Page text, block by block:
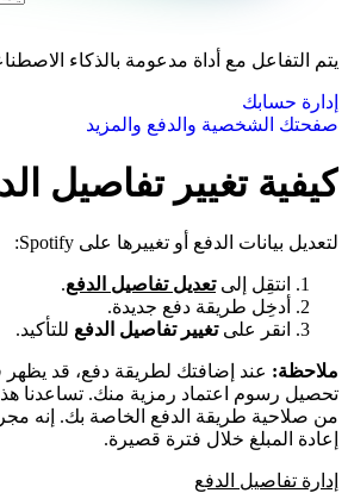
يتم التفاعل مع أداة مدعومة بالذكاء
إدارة حسابك
صفحتك الشخصية والدفع والمزيد
كيفية تغيير تفاصيل
لتعديل بيانات الدفع أو تغييرها على Spotify:
انتقِل إلىتعديل تفاصيل الدفع.
أدخِل طريقة دفع جديدة.
انقر علىتغيير تفاصيل الدفع للتأكيد.
ملاحظة: عند إضافتك لطريقة دفع، قد
تحصيل رسوم اعتماد رمزية منك. تساعدنا
من صلاحية طريقة الدفع الخاصة بك. إنه
إعادة المبلغ خلال فترة قصيرة.
إدارة تفاصيل الدفع